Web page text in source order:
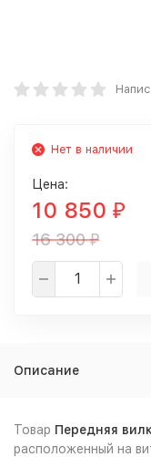
Нет в наличии
Цена:
10 850 ₽
16 300₽
Описание
Товар Передняя
расположенный на